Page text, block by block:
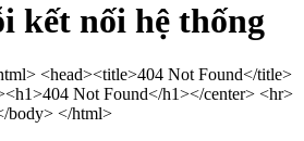
kết nối hệ thống
<head><title>404 Not Found</title>
Not Found</h1></center> <hr>
body> </html>